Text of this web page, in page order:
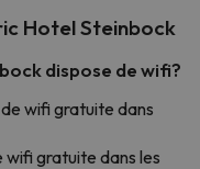
Hotel Steinbock
dispose de wifi?
wifi gratuite dans
gratuite dans les